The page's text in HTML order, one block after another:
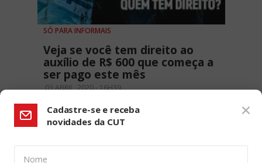
SÓ PARA INFORMAIS
Veja se você tem direito ao
auxílio de R$ 600 que começa a
ser pago este mês
03 ABRIL, 2020 - 16H39
Cadastre-se e receba
novidades da CUT
Nome